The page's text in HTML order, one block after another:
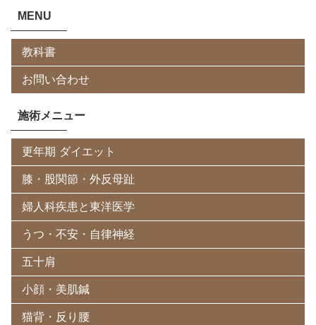
MENU
教科書
お問い合わせ
施術メニュー
更年期 ダイエット
膝・股関節・外反母趾
婦人科疾患と東洋医学
うつ・不安・自律神経
五十肩
小顔・美肌鍼
猫背・反り腰